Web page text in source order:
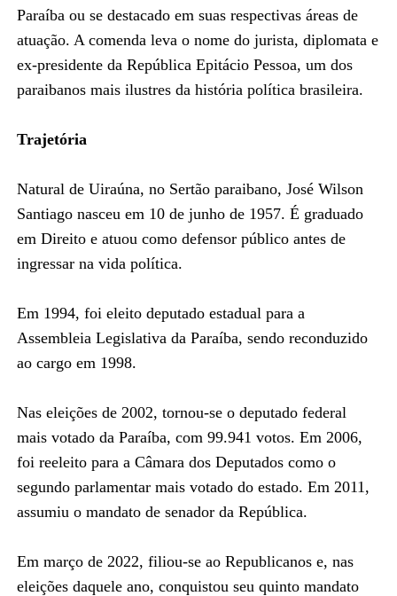
Paraíba ou se destacado em suas respectivas áreas de
atuação. A comenda leva o nome do jurista, diplomata e
ex-presidente da República Epitácio Pessoa, um dos
paraibanos mais ilustres da história política brasileira.
Trajetória
Natural de Uiraúna, no Sertão paraibano, José Wilson
Santiago nasceu em 10 de junho de 1957. É graduado
em Direito e atuou como defensor público antes de
ingressar na vida política.
Em 1994, foi eleito deputado estadual para a
Assembleia Legislativa da Paraíba, sendo reconduzido
ao cargo em 1998.
Nas eleições de 2002, tornou-se o deputado federal
mais votado da Paraíba, com 99.941 votos. Em 2006,
foi reeleito para a Câmara dos Deputados como o
segundo parlamentar mais votado do estado. Em 2011,
assumiu o mandato de senador da República.
Em março de 2022, filiou-se ao Republicanos e, nas
eleições daquele ano, conquistou seu quinto mandato